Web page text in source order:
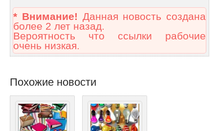
* Внимание! Данная новость создана
более 2 лет назад.
Вероятность что ссылки рабочие
очень низкая.
Похожие новости